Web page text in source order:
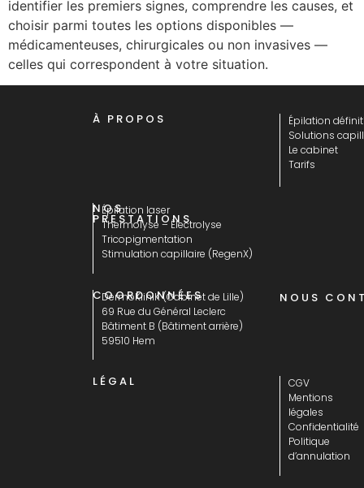
identifier les premiers signes, comprendre les causes, et
choisir parmi toutes les options disponibles —
médicamenteuses, chirurgicales ou non invasives —
celles qui correspondent à votre situation.
À PROPOS
Épilation
Solutions
Le cabinet
Tarifs
NOS
PRESTATIONS
Épilation laser
Thermolyse – Électrolyse
Tricopigmentation
Stimulation capillaire (RegenX)
COORDONNÉES
DermoKliniK (Cabinet de Lille)
69 Rue du Général Leclerc
Bâtiment B (Bâtiment arrière)
59510 Hem
NOUS
LÉGAL
CGV
Mentions
légales
Confidentialité
Politique
d’annulation